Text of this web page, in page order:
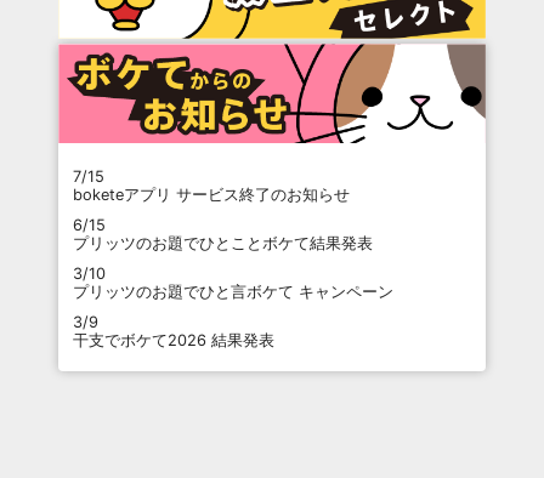
7/15
boketeアプリ サービス終了のお知らせ
6/15
プリッツのお題でひとことボケて結果発表
3/10
プリッツのお題でひと言ボケて キャンペーン
3/9
干支でボケて2026 結果発表